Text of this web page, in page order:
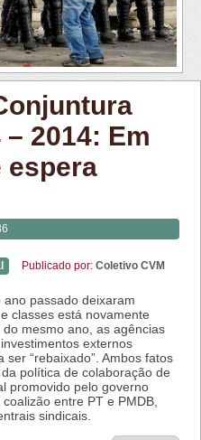
– 2014: Em
espera
Publicado por: Coletivo CVM
passado deixaram
classes está novamente
mesmo ano, as agências
externos
“rebaixado”. Ambos fatos
política de colaboração de
promovido pelo governo
entre PT e PMDB,
sindicais.